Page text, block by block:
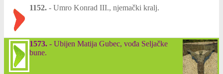
1152. - Umro Konrad III., njemački kralj.
1573. - Ubijen Matija Gubec, vođa Seljačke
bune.